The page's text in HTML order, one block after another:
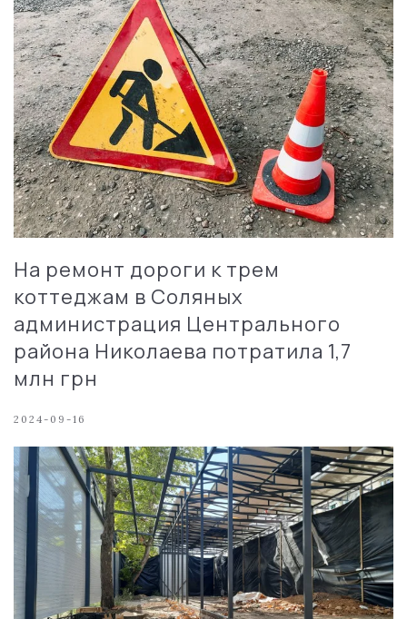
На ремонт дороги к трем
коттеджам в Соляных
администрация Центрального
района Николаева потратила 1,7
млн грн
2024-09-16